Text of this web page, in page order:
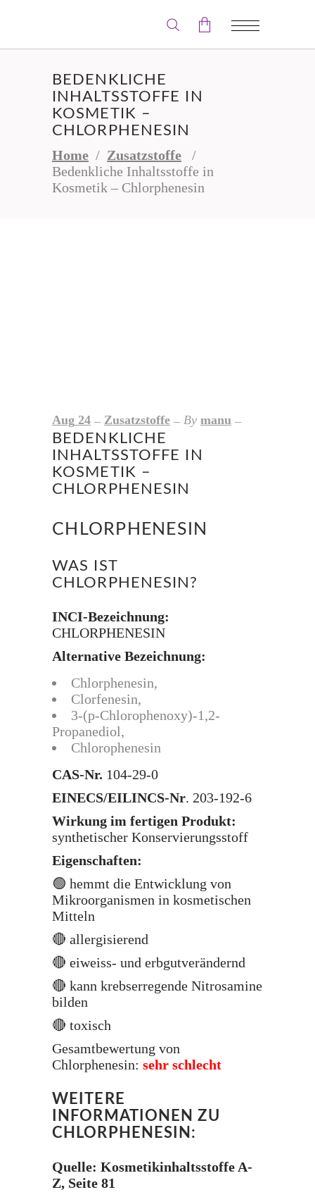
Der Warenkorb ist leer.
BEDENKLICHE
INHALTSSTOFFE IN
KOSMETIK –
CHLORPHENESIN
Home / Zusatzstoffe
/
Bedenkliche Inhaltsstoffe in
Kosmetik – Chlorphenesin
Aug 24 Zusatzstoffe By manu
BEDENKLICHE
INHALTSSTOFFE IN
KOSMETIK –
CHLORPHENESIN
CHLORPHENESIN
WAS IST
CHLORPHENESIN?
INCI-Bezeichnung:
CHLORPHENESIN
Alternative Bezeichnung:
Chlorphenesin,
Clorfenesin,
3-(p-Chlorophenoxy)-1,2-
Propanediol,
Chlorophenesin
CAS-Nr. 104-29-0
EINECS/EILINCS-Nr. 203-192-6
Wirkung im fertigen Produkt:
synthetischer Konservierungsstoff
Eigenschaften:
🟢 hemmt die Entwicklung von
Mikroorganismen in kosmetischen
Mitteln
🔴 allergisierend
🔴 eiweiss- und erbgutverändernd
🔴 kann krebserregende Nitrosamine
bilden
🔴 toxisch
Gesamtbewertung von
Chlorphenesin: sehr schlecht
WEITERE
INFORMATIONEN ZU
CHLORPHENESIN:
Quelle: Kosmetikinhaltsstoffe A-
Z, Seite 81